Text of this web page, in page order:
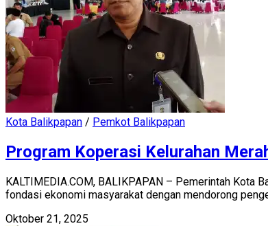
Kota Balikpapan / Pemkot Balikpapan
Program Koperasi Kelurahan
KALTIMEDIA.COM, BALIKPAPAN – Pemerintah Kota
fondasi ekonomi masyarakat dengan mendorong
Oktober 21, 2025